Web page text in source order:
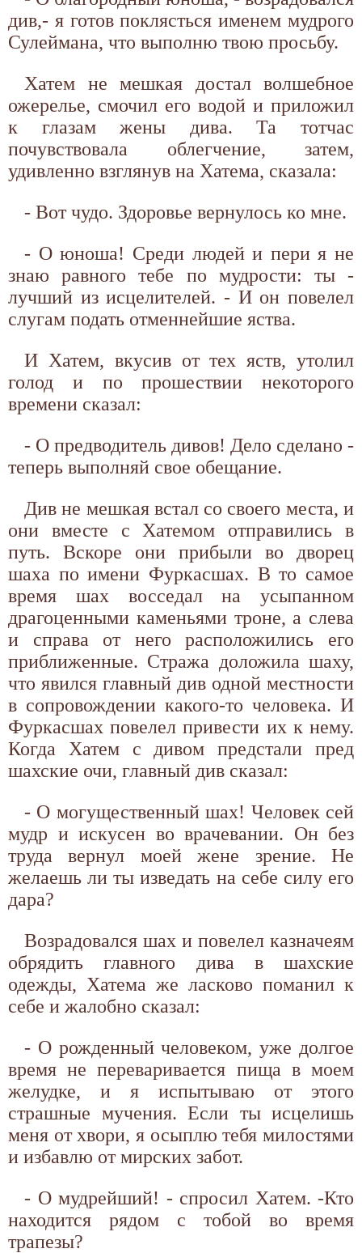
див,- я готов поклясться именем мудрого
Сулеймана, что выполню твою просьбу.
Хатем не мешкая достал волшебное
ожерелье, смочил его водой и приложил
к глазам жены дива. Та тотчас
почувствовала облегчение, затем,
удивленно взглянув на Хатема, сказала:
- Вот чудо. Здоровье вернулось ко мне.
- О юноша! Среди людей и пери я не
знаю равного тебе по мудрости: ты -
лучший из исцелителей. - И он повелел
слугам подать отменнейшие яства.
И Хатем, вкусив от тех яств, утолил
голод и по прошествии некоторого
времени сказал:
- О предводитель дивов! Дело сделано -
теперь выполняй свое обещание.
Див не мешкая встал со своего места, и
они вместе с Хатемом отправились в
путь. Вскоре они прибыли во дворец
шаха по имени Фуркасшах. В то самое
время шах восседал на усыпанном
драгоценными каменьями троне, а слева
и справа от него расположились его
приближенные. Стража доложила шаху,
что явился главный див одной местности
в сопровождении какого-то человека. И
Фуркасшах повелел привести их к нему.
Когда Хатем с дивом предстали пред
шахские очи, главный див сказал:
- О могущественный шах! Человек сей
мудр и искусен во врачевании. Он без
труда вернул моей жене зрение. Не
желаешь ли ты изведать на себе силу его
дара?
Возрадовался шах и повелел казначеям
обрядить главного дива в шахские
одежды, Хатема же ласково поманил к
себе и жалобно сказал:
- О рожденный человеком, уже долгое
время не переваривается пища в моем
желудке, и я испытываю от этого
страшные мучения. Если ты исцелишь
меня от хвори, я осыплю тебя милостями
и избавлю от мирских забот.
- О мудрейший! - спросил Хатем. -Кто
находится рядом с тобой во время
трапезы?